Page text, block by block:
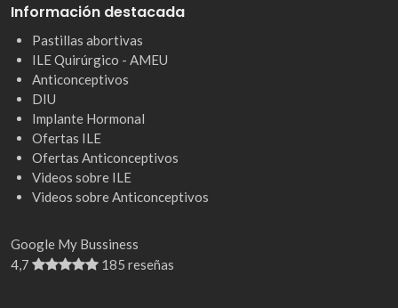
Información destacada
Pastillas abortivas
ILE Quirúrgico - AMEU
Anticonceptivos
DIU
Implante Hormonal
Ofertas ILE
Ofertas Anticonceptivos
Videos sobre ILE
Videos sobre Anticonceptivos
Google My Bussiness
4,7
185 reseñas